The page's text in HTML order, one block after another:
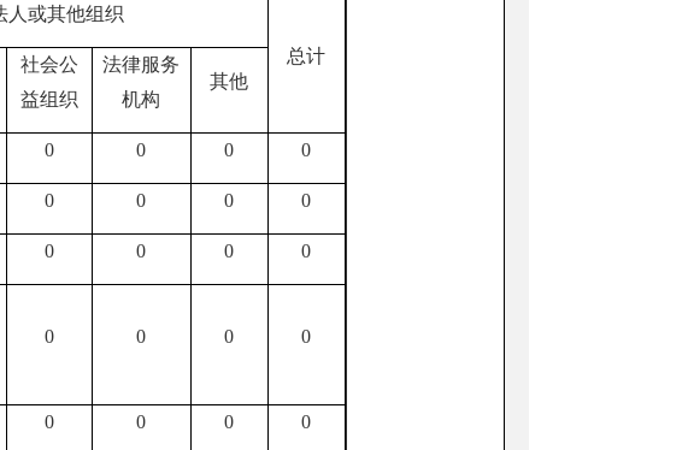
人或其他组织
总计
社会公
益组织
法律服务
机构
其他
0 0 0 0
0 0 0 0
0 0 0 0
0 0 0 0
0 0 0 0